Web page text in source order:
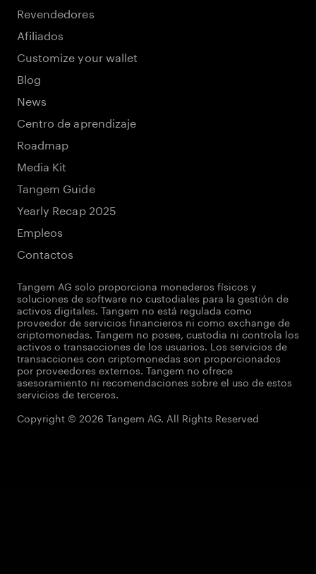
Revendedores
Afiliados
Customize your wallet
Blog
News
Centro de aprendizaje
Roadmap
Media Kit
Tangem Guide
Yearly Recap 2025
Empleos
Contactos
Tangem AG solo proporciona monederos físicos y
soluciones de software no custodiales para la gestión de
activos digitales. Tangem no está regulada como
proveedor de servicios financieros ni como exchange de
criptomonedas. Tangem no posee, custodia ni controla los
activos o transacciones de los usuarios. Los servicios de
transacciones con criptomonedas son proporcionados
por proveedores externos. Tangem no ofrece
asesoramiento ni recomendaciones sobre el uso de estos
servicios de terceros.